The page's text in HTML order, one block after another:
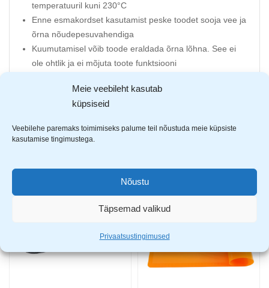
Meie veebileht kasutab
küpsiseid
Veebilehe paremaks toimimiseks palume teil nõustuda meie küpsiste
kasutamise tingimustega.
Nõustu
Täpsemad valikud
Privaatsustingimused
temperatuuril kuni 230°C
Enne esmakordset kasutamist peske toodet sooja vee ja
õrna nõudepesuvahendiga
Kuumutamisel võib toode eraldada õrna lõhna. See ei
ole ohtlik ja ei mõjuta toote funktsiooni
AVASTA SARNASEID TOOTEID